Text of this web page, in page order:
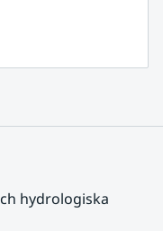
hydrologiska